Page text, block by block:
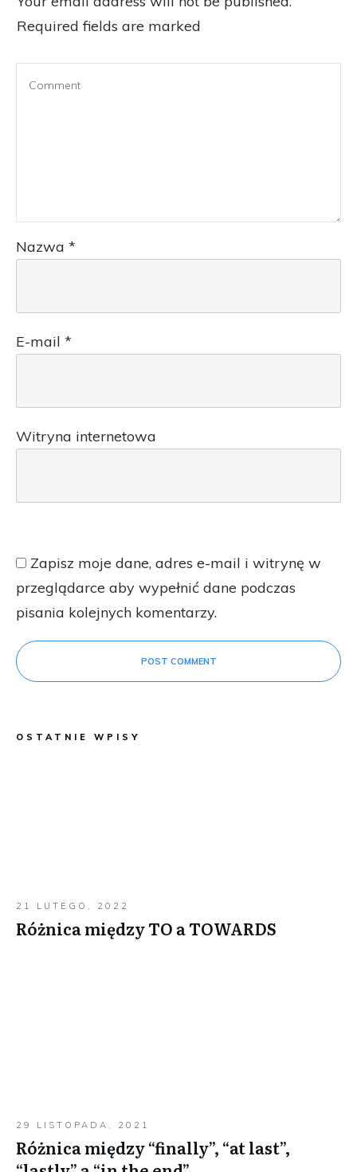
Required fields are marked
Nazwa *
E-mail *
Witryna internetowa
Zapisz moje dane, adres e-mail i witrynę w
przeglądarce aby wypełnić dane podczas
pisania kolejnych komentarzy.
POST COMMENT
OSTATNIE WPISY
21 LUTEGO, 2022
Różnica między TO a TOWARDS
29 LISTOPADA, 2021
Różnica między “finally”, “at last”,